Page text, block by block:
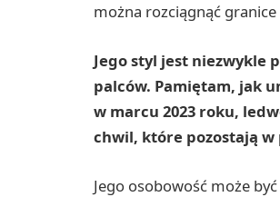
można rozciągnąć
Jego styl jest niezwykle
palców. Pamiętam, jak
w marcu 2023 roku,
chwil, które pozostają w
Jego osobowość może